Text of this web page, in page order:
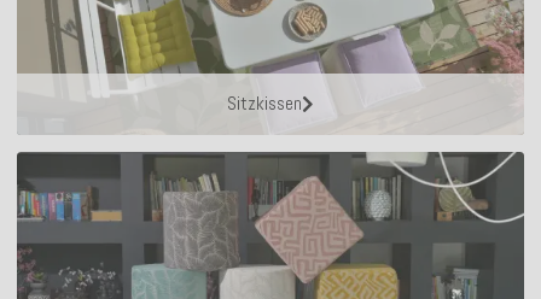
Sitzkissen